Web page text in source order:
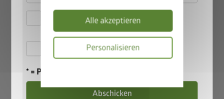
Alle akzeptieren
Personalisieren
135 cm Steherhöhe und 115 cm bei 180 cm Steherhöhe
Hiermit akzeptiere ich
dieDatenschutzbestimmungen
Hiermit akzeptiere ich die
Teilnahmebedingungen.
* = Pflichtfeld
Abschicken